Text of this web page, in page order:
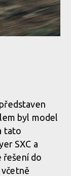
návrat odpružení
odpružení
odpružení
byl model
tato
SXC a
řešení do